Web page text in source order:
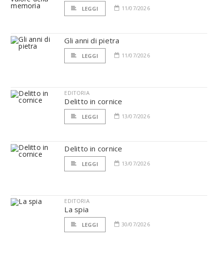
LEGGI 11/07/2026
Gli anni di pietra
LEGGI 11/07/2026
EDITORIA
Delitto in cornice
LEGGI 13/07/2026
Delitto in cornice
LEGGI 13/07/2026
EDITORIA
La spia
LEGGI 30/07/2026